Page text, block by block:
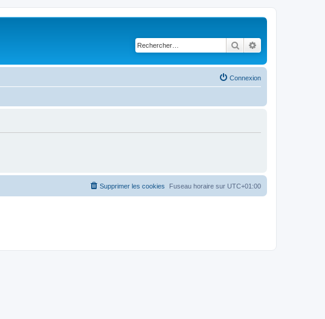
Rechercher
Connexion
Fuseau horaire sur UTC+01:00
Supprimer les cookies